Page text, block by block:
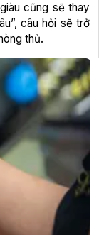
cũng sẽ thay
câu hỏi sẽ trở
thủ.